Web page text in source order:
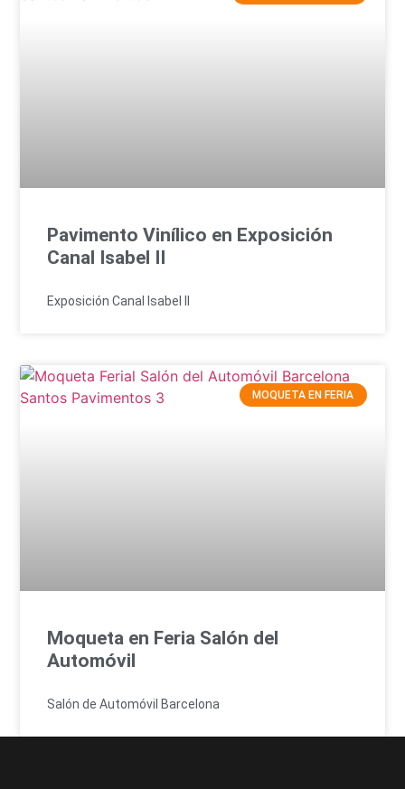
Pavimento Vinílico en Exposición
Canal Isabel II
Exposición Canal Isabel II
MOQUETA EN FERIA
Moqueta en Feria Salón del
Automóvil
Salón de Automóvil Barcelona